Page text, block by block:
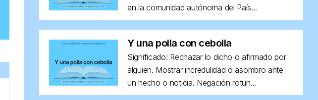
en la comunidad autónoma del País...
Y una polla con cebolla
Significado: Rechazar lo dicho o afirmado por
alguien. Mostrar incredulidad o asombro ante
un hecho o noticia. Negación rotun...